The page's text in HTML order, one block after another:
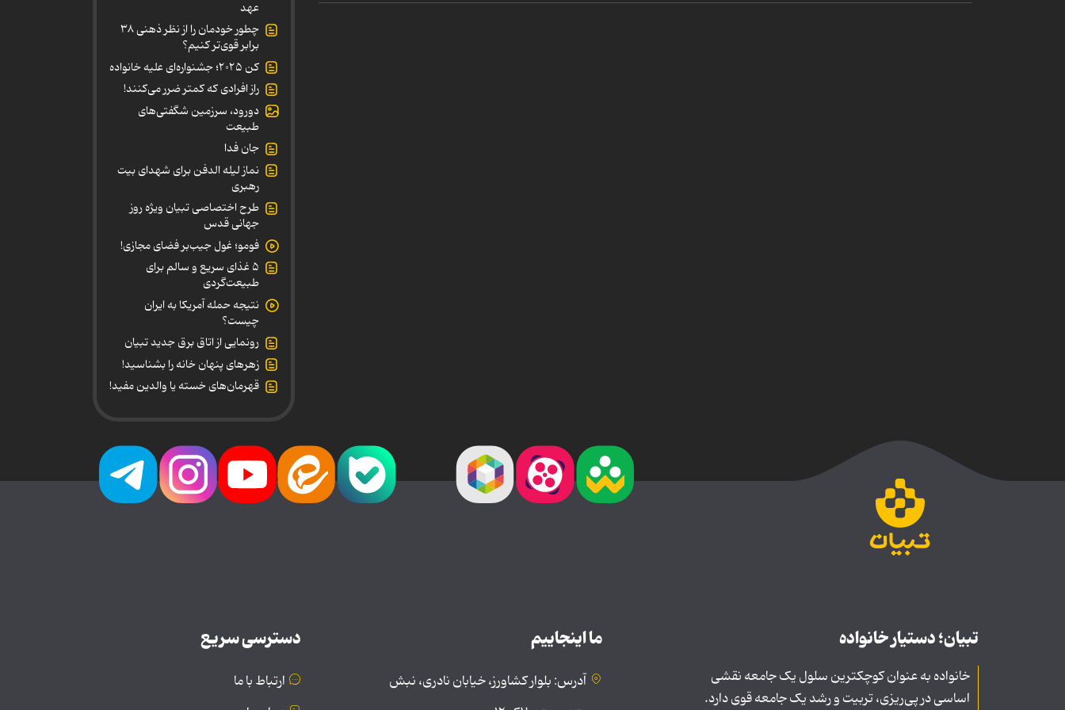
عهد
چطور خودمان را از نظر ذهنی ۳۸
برابر قوی‌تر کنیم؟
کن ۲۰۲۵؛ جشنواره‌ای علیه خانواده
راز افرادی که کمتر ضرر می‌کنند!
دورود، سرزمین شگفتی‌های
طبیعت
جان فدا
نماز لیله الدفن برای شهدای بیت
رهبری
طرح اختصاصی تبیان ویژه روز
جهانی قدس
فومو؛ غول جیب‌بر فضای مجازی!
۵ غذای سریع و سالم برای
طبیعت‌گردی
نتیجه حمله آمریکا به ایران
چیست؟
رونمایی از اتاق برق جدید تبیان
زهرهای پنهان خانه را بشناسید!
قهرمان‌های خسته یا والدین مفید!
تبیان؛ دستیار خانواده
خانواده به عنوان کوچکترین سلول یک جامعه نقشی
اساسی در پی‌ریزی، تربیت و رشد یک جامعه قوی دارد.
ما اینجاییم
آدرس: بلوار کشاورز، خیابان نادری، نبش
دسترسی سریع
ارتباط با ما